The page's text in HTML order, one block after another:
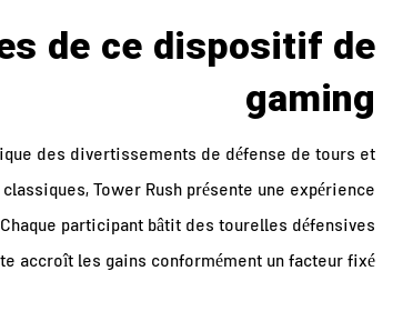
de ce dispositif de
gaming
des divertissements de défense de tours et
Tower Rush présente une expérience
participant bâtit des tourelles défensives
accroît les gains conformément un facteur fixé.